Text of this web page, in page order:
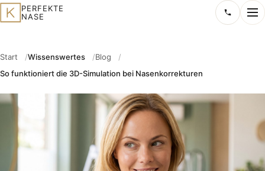
PERFEKTE
NASE
Ablauf
Nasenkorrektur
Übersicht
Operationsmethoden
3D Simulation
Start Wissenswertes
Blog
So funktioniert die 3D-Simulation bei Nasenkorrekturen